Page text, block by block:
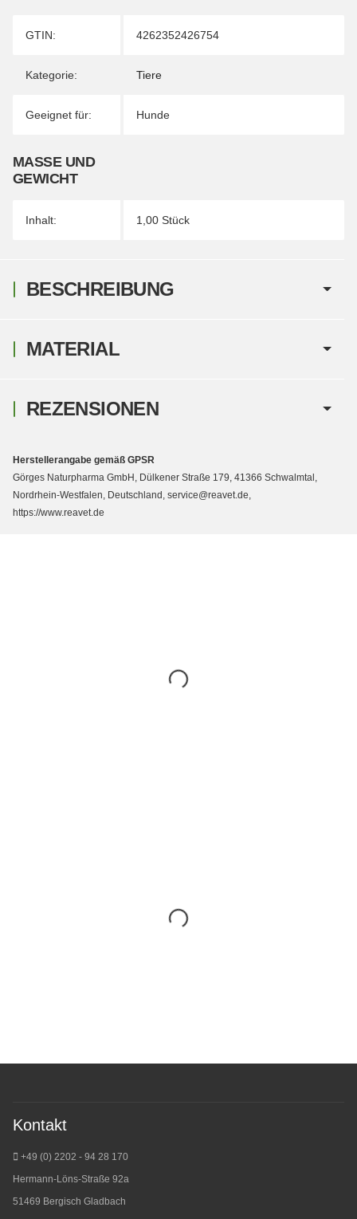
Produkteigenschaft
Wert
GTIN: 4262352426754
Kategorie: Tiere
Geeignet für: Hunde
MASSE UND G
EWICHT
Inhalt: 1,00 Stück
BESCHREIBUNG
MATERIAL
REZENSIONEN
Herstellerangabe gemäß GPSR
Görges Naturpharma GmbH, Dülkener Straße 179, 41366 Schwalmtal,
Nordrhein-Westfalen, Deutschland, service@reavet.de,
https://www.reavet.de
Kontakt
+49 (0) 2202 - 94 28 170
Hermann-Löns-Straße 92a
51469 Bergisch Gladbach